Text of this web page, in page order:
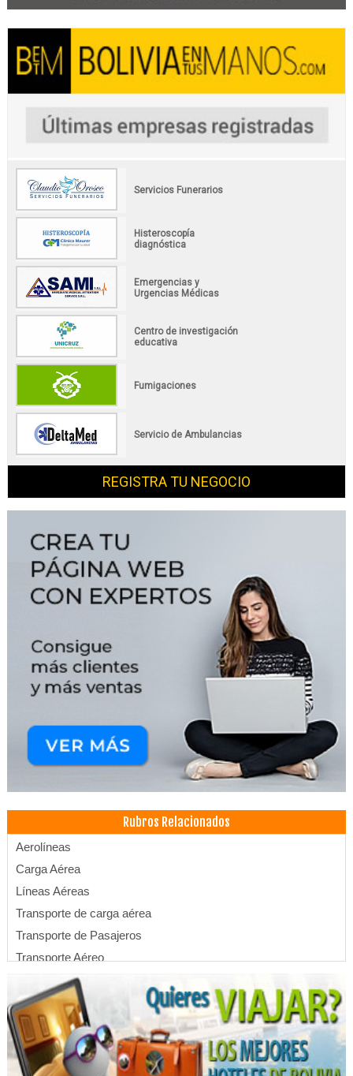
Servicios Funerarios
Histeroscopía
diagnóstica
Emergencias y
Urgencias Médicas
Centro de investigación
educativa
Fumigaciones
Servicio de Ambulancias
REGISTRA TU NEGOCIO
Rubros Relacionados
Aerolíneas
Carga Aérea
Líneas Aéreas
Transporte de carga aérea
Transporte de Pasajeros
Transporte Aéreo
Bienes Raíces
Bienes inmuebles
Construcción Civil
Construcción de obras civiles